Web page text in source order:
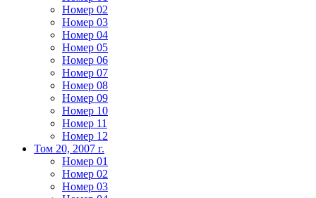
Номер 02
Номер 03
Номер 04
Номер 05
Номер 06
Номер 07
Номер 08
Номер 09
Номер 10
Номер 11
Номер 12
Том 20, 2007 г.
Номер 01
Номер 02
Номер 03